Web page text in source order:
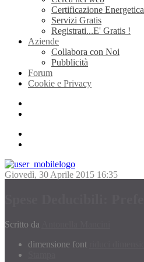
Certificazione Energetica
Servizi Gratis
Registrati...E' Gratis !
Aziende
Collabora con Noi
Pubblicità
Forum
Cookie e Privacy
Giovedì, 30 Aprile 2015 16:35
Scritto da
dimensione font